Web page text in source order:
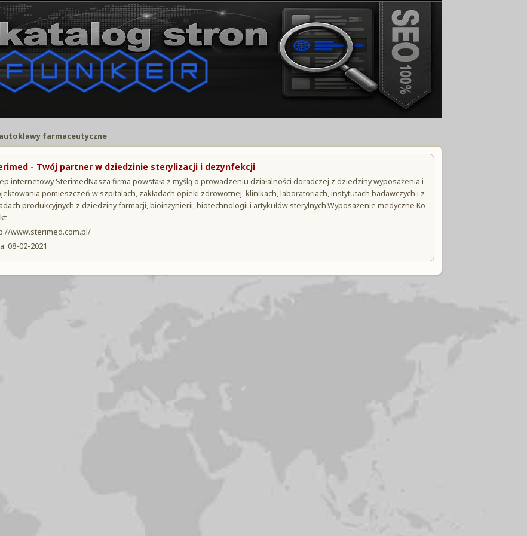
farmaceutyczne
- Twój partner w dziedzinie sterylizacji i dezynfekcji
internetowy SterimedNasza firma powstała z myślą o prowadzeniu działalności doradczej z dziedziny wyposażenia i
pomieszczeń w szpitalach, zakładach opieki zdrowotnej, klinikach, laboratoriach, instytutach badawczych i z
produkcyjnych z dziedziny farmacji, bioinżynierii, biotechnologii i artykułów sterylnych.Wyposażenie medyczne Ko
www.sterimed.com.pl/
08-02-2021